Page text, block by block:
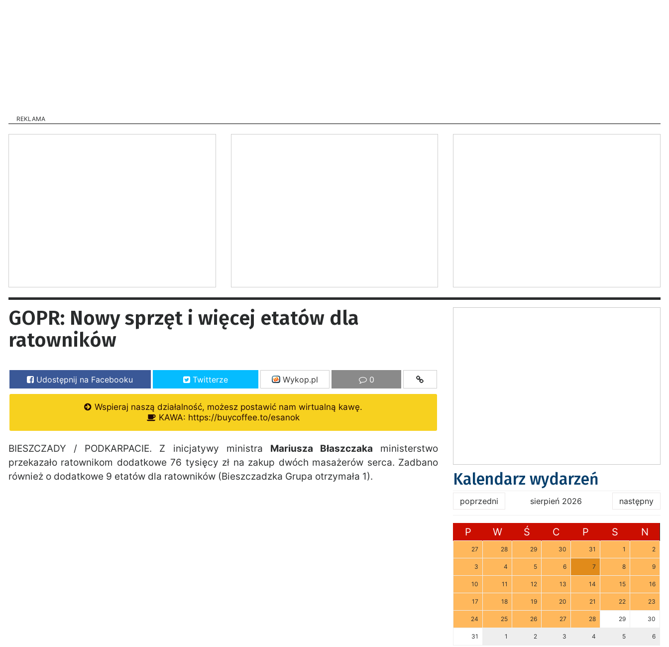
REKLAMA
GOPR: Nowy sprzęt i więcej etatów dla
ratowników
Udostępnij na Facebooku Twitterze Wykop.pl 0
Wspieraj naszą działalność, możesz postawić nam wirtualną kawę.
KAWA: https://buycoffee.to/esanok
BIESZCZADY / PODKARPACIE. Z inicjatywy ministra Mariusza Błaszczaka ministerstwo
przekazało ratownikom dodatkowe 76 tysięcy zł na zakup dwóch masażerów serca. Zadbano
również o dodatkowe 9 etatów dla ratowników (Bieszczadzka Grupa otrzymała 1).
Kalendarz wydarzeń
poprzedni sierpień 2026 następny
P W Ś C P S N
27 28 29 30 31 1 2
3 4 5 6 7 8 9
10 11 12 13 14 15 16
17 18 19 20 21 22 23
24 25 26 27 28 29 30
31 1 2 3 4 5 6